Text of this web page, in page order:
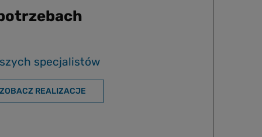
specjalistów
REALIZACJE